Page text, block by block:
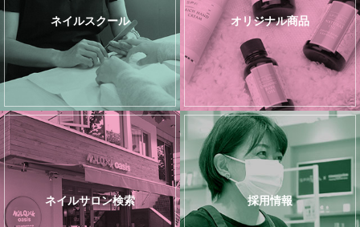
ネイルスクール オリジナル商品
ネイルサロン検索 採用情報